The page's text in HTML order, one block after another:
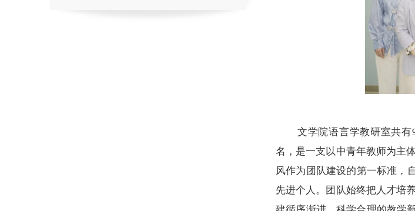
文学院语言学教研室共有
名 ， 是一支以中青年教师为主
风作为团队建设的第一标准，
先进个人。团队始终把人才培